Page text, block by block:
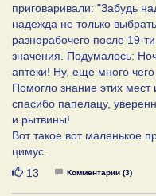
приговаривали: "Забудь
надежда не только
разнорабочего после 19-
значения. Подумалось:
аптеки! Ну, еще много
Помогло знание этих мест
спасибо папелацу,
и рытвины!
Вот такое вот маленькое
цимус.
Нравится
13 Комментарии (3)